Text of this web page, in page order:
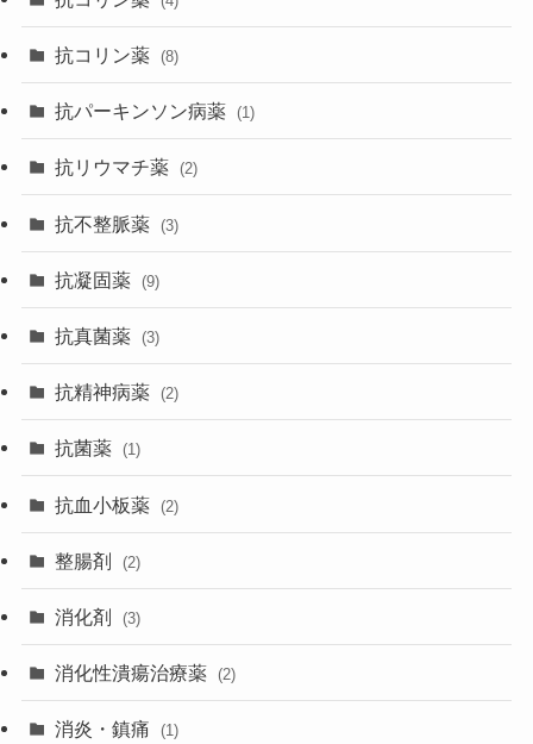
抗コリン薬 (8)
抗パーキンソン病薬 (1)
抗リウマチ薬 (2)
抗不整脈薬 (3)
抗凝固薬 (9)
抗真菌薬 (3)
抗精神病薬 (2)
抗菌薬 (1)
抗血小板薬 (2)
整腸剤 (2)
消化剤 (3)
消化性潰瘍治療薬 (2)
消炎・鎮痛 (1)